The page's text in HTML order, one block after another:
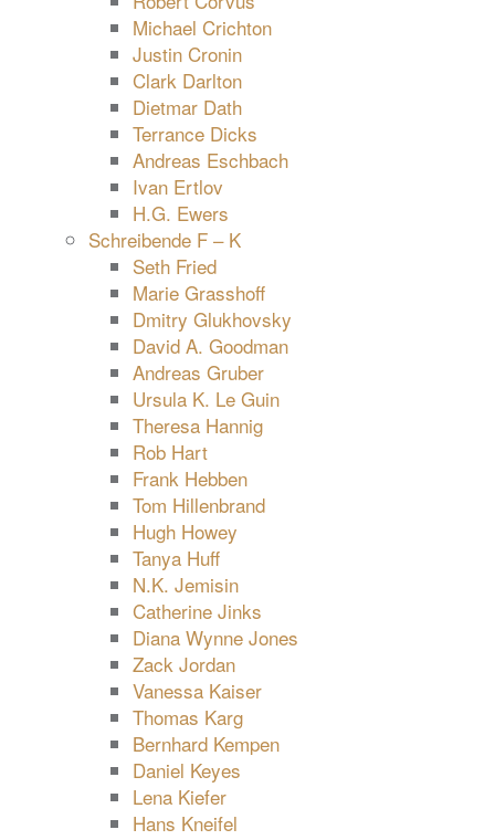
Michael Crichton
Justin Cronin
Clark Darlton
Dietmar Dath
Terrance Dicks
Andreas Eschbach
Ivan Ertlov
H.G. Ewers
Schreibende F – K
Seth Fried
Marie Grasshoff
Dmitry Glukhovsky
David A. Goodman
Andreas Gruber
Ursula K. Le Guin
Theresa Hannig
Rob Hart
Frank Hebben
Tom Hillenbrand
Hugh Howey
Tanya Huff
N.K. Jemisin
Catherine Jinks
Diana Wynne Jones
Zack Jordan
Vanessa Kaiser
Thomas Karg
Bernhard Kempen
Daniel Keyes
Lena Kiefer
Hans Kneifel